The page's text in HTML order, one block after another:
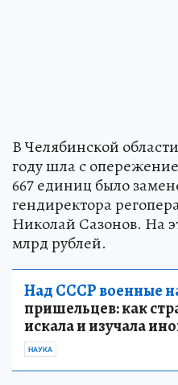
В Челябинской
году шла с
667 единиц было
гендиректора
Николай Сазонов. На
млрд рублей.
Над СССР военные
пришельцев: как
искала и изучала
НАУКА